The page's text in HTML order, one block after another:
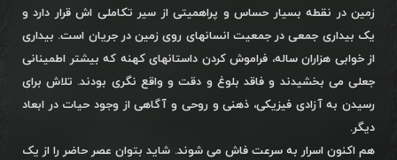
زمین در نقطه بسیار حساس و پراهمیتی از سیر تکاملی اش قرار دارد و
یک بیداری جمعی در جمعیت انسانهای روی زمین در جریان است. بیداری
از خوابی هزاران ساله، فراموش کردن داستانهای کهنه که بیشتر اطمینانی
جعلی می بخشیدند و فاقد بلوغ و دقت و واقع نگری بودند. تلاش برای
رسیدن به آزادی فیزیکی، ذهنی و روحی و آگاهی از وجود حیات در ابعاد
دیگر.
هم اکنون اسرار به سرعت فاش می شوند. شاید بتوان عصر حاضر را از یک